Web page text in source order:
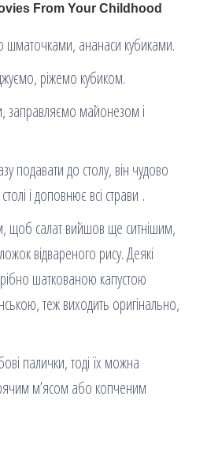
шматочками, ананаси кубиками.
ріжемо кубиком.
заправляємо майонезом і
подавати до столу, він чудово
і доповнює всі страви .
щоб салат вийшов ще ситнішим,
відвареного рису. Деякі
шаткованою капустою
теж виходить оригінально,
палички, тоді їх можна
м’ясом або копченим